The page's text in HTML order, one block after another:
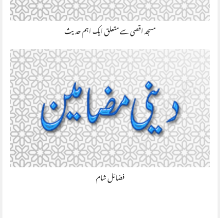
مسجد اقصی سے متعلق ایک اہم حدیث
فضائل شام